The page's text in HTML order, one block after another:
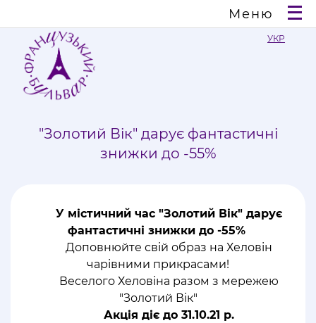
Меню
УКР
"Золотий Вік" дарує фантастичні
знижки до -55%
У містичний час "Золотий Вік" дарує
фантастичні знижки до -55%
Доповнюйте свій образ на Хеловін
чарівними прикрасами!
Веселого Хеловіна разом з мережею
"Золотий Вік"
Акція діє до 31.10.21 р.